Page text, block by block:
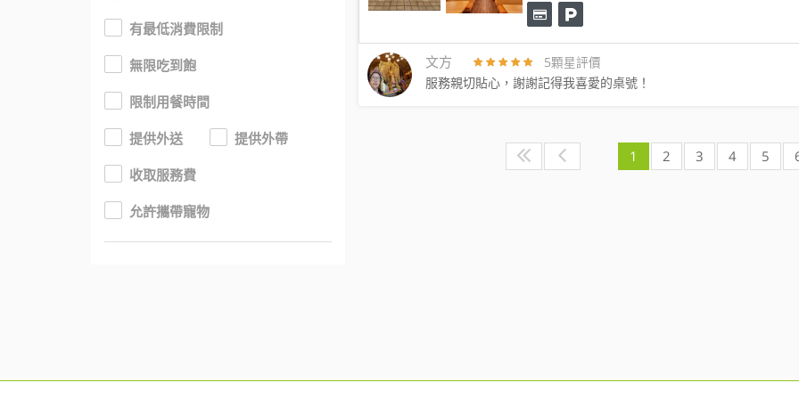
有最低消費限制
無限吃到飽
限制用餐時間
提供外送 提供外帶
收取服務費
允許攜帶寵物
文方 5顆星評價
服務親切貼心，謝謝記得我喜愛的桌號！
1 2 3 4 5